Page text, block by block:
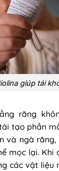
giúp tái
răng
tạo phần
và ngà
mọc lại. Khi
các vật